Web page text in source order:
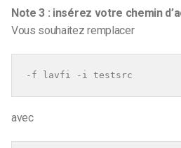
Note 3 : insérez votre chemin
Vous souhaitez remplacer
-f lavfi -i testsrc
avec